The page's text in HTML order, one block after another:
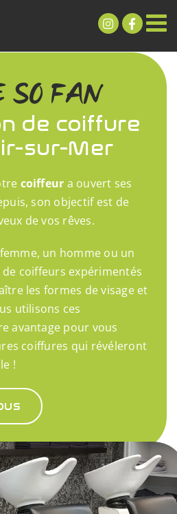
SO FAN
de coiffure
sur-Mer
coiffeur a ouvert ses
son objectif est de
de vos rêves.
un homme ou un
coiffeurs expérimentés
les formes de visage et
utilisons ces
avantage pour vous
coiffures qui révéleront
!